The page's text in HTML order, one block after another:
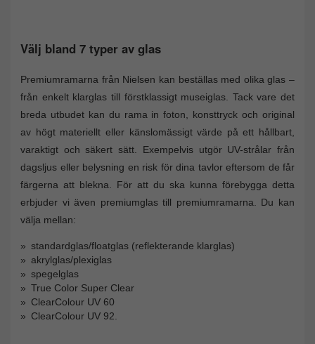
Välj bland 7 typer av glas
Premiumramarna från Nielsen kan beställas med olika glas –
från enkelt klarglas till förstklassigt museiglas. Tack vare det
breda utbudet kan du rama in foton, konsttryck och original
av högt materiellt eller känslomässigt värde på ett hållbart,
varaktigt och säkert sätt. Exempelvis utgör UV-strålar från
dagsljus eller belysning en risk för dina tavlor eftersom de får
färgerna att blekna. För att du ska kunna förebygga detta
erbjuder vi även premiumglas till premiumramarna. Du kan
välja mellan:
standardglas/floatglas (reflekterande klarglas)
akrylglas/plexiglas
spegelglas
True Color Super Clear
ClearColour UV 60
ClearColour UV 92.